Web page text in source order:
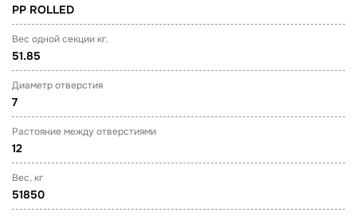
PP ROLLED
Вес одной секции кг.
51.85
Диаметр отверстия
7
Растояние между отверстиями
12
Вес, кг
51850